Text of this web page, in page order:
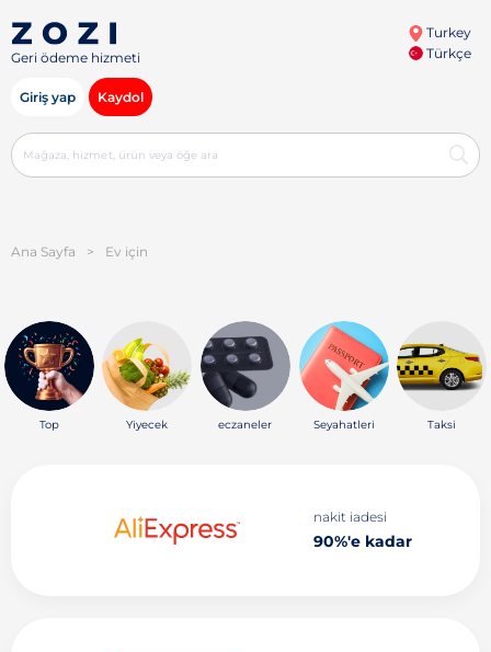
Geri ödeme hizmeti
Turkey
Türkçe
Giriş yap Kaydol
Ana Sayfa > Ev için
Top Yiyecek eczaneler Seyahatleri Taksi
nakit iadesi
90%'e kadar